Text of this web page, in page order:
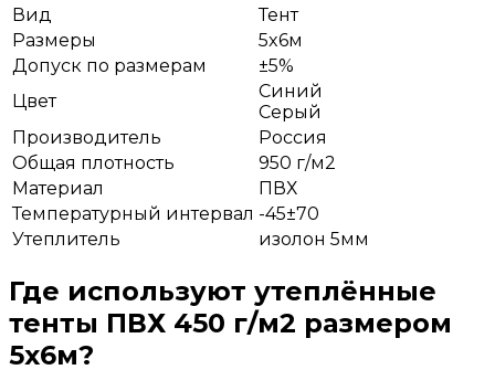
Вид
Тент
Размеры
5x6м
Допуск по размерам
±5%
Цвет
Синий
Серый
Производитель
Россия
Общая плотность
950 г/м2
Материал
ПВХ
Температурный интервал -45±70
Утеплитель
изолон 5мм
Где используют утеплённые
тенты ПВХ 450 г/м2 размером
5x6м?